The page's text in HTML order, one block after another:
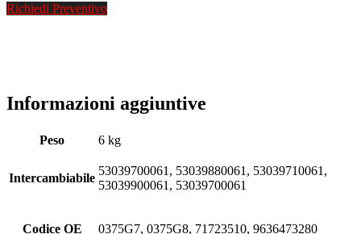
Richiedi Preventivo
Informazioni aggiuntive
Peso 6 kg
Intercambiabile
53039700061, 53039880061, 53039710061,
53039900061, 53039700061
Codice OE 0375G7, 0375G8, 71723510, 9636473280